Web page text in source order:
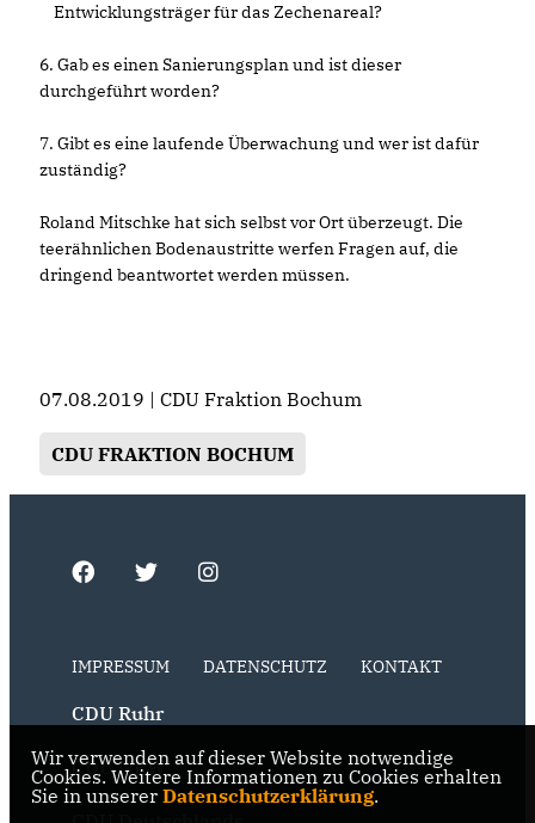
Entwicklungsträger für das Zechenareal?
6. Gab es einen Sanierungsplan und ist dieser
durchgeführt worden?
7. Gibt es eine laufende Überwachung und wer ist dafür
zuständig?
Roland Mitschke hat sich selbst vor Ort überzeugt. Die
teerähnlichen Bodenaustritte werfen Fragen auf, die
dringend beantwortet werden müssen.
07.08.2019 | CDU Fraktion Bochum
CDU FRAKTION BOCHUM
IMPRESSUM DATENSCHUTZ KONTAKT
CDU Ruhr
CDU NRW
Wir verwenden auf dieser Website notwendige
Cookies. Weitere Informationen zu Cookies erhalten
Sie in unserer Datenschutzerklärung.